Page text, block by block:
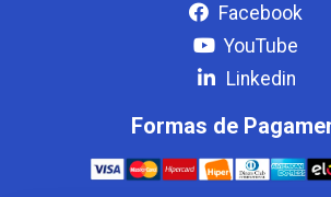
Facebook
YouTube
Linkedin
Formas de